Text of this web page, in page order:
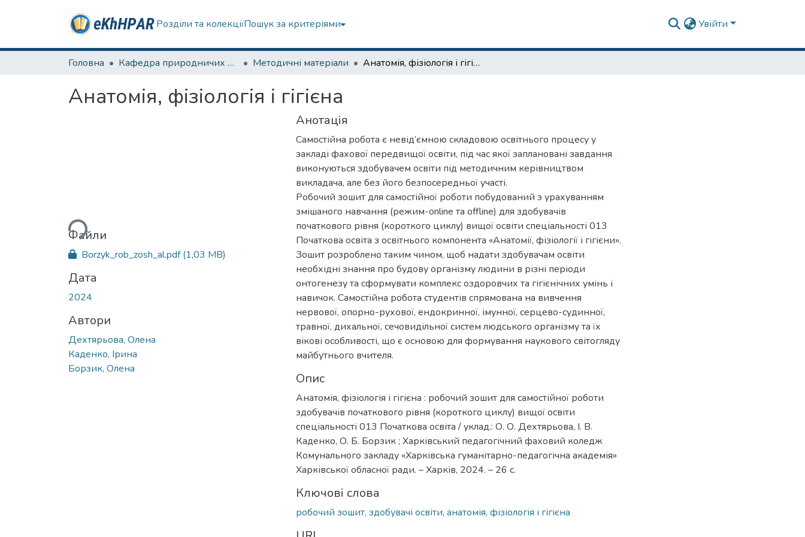
Розділи та колекціїПошук за критеріями Увійти
Головна Кафедра природничих наук та здоров'язбереження Методичні матеріали Анатомія, фізіологія і гігієна
Анатомія, фізіологія і гігієна
Вантажиться...
Файли
Borzyk_rob_zosh_al.pdf(1,03 MB)
Дата
2024
Автори
Дехтярьова, Олена
Каденко, Ірина
Борзик, Олена
Анотація
Самостійна робота є невід’ємною складовою освітнього процесу у
закладі фахової передвищої освіти, під час якої заплановані завдання
виконуються здобувачем освіти під методичним керівництвом
викладача, але без його безпосередньої участі.
Робочий зошит для самостійної роботи побудований з урахуванням
змішаного навчання (режим-online та offline) для здобувачів
початкового рівня (короткого циклу) вищої освіти спеціальності 013
Початкова освіта з освітнього компонента «Анатомії, фізіології і гігієни».
Зошит розроблено таким чином, щоб надати здобувачам освіти
необхідні знання про будову організму людини в різні періоди
онтогенезу та сформувати комплекс оздоровчих та гігієнічних умінь і
навичок. Самостійна робота студентів спрямована на вивчення
нервової, опорно-рухової, ендокринної, імунної, серцево-судинної,
травної, дихальної, сечовидільної систем людського організму та їх
вікові особливості, що є основою для формування наукового світогляду
майбутнього вчителя.
Опис
Анатомія, фізіологія і гігієна : робочий зошит для самостійної роботи
здобувачів початкового рівня (короткого циклу) вищої освіти
спеціальності 013 Початкова освіта / уклад.: О. О. Дехтярьова, І. В.
Каденко, О. Б. Борзик ; Харківський педагогічний фаховий коледж
Комунального закладу «Харківська гуманітарно-педагогічна академія»
Харківської обласної ради. – Харків, 2024. – 26 с.
Ключові слова
робочий зошит, здобувачі освіти, анатомія, фізіологія і гігієна